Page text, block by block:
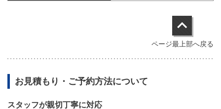
ページ最上部へ戻る
お見積もり・ご予約方法について
スタッフが親切丁寧に対応